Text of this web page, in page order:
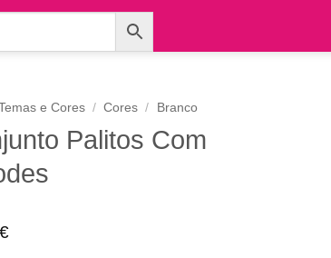
e Cores / Cores / Branco
Palitos Com
€